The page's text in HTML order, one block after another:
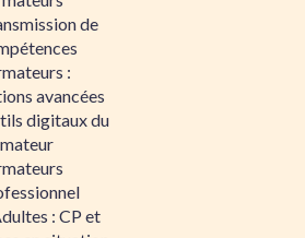
de
:
avancées
digitaux du
: CP et